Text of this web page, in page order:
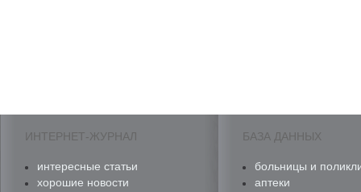
ИНТЕРНЕТ-ЖУРНАЛ
интересные статьи
хорошие новости
БАЗА ДАННЫХ
больницы и
аптеки